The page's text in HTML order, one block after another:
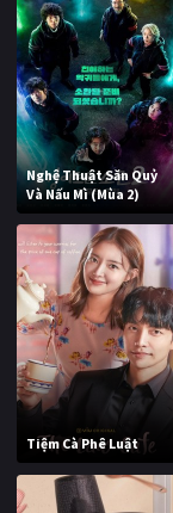
Nghệ Thuật Săn Quỷ
Và Nấu Mì (Mùa 2)
Tiệm Cà Phê Luật